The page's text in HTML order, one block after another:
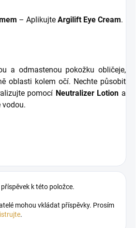
– Aplikujte Argilift Eye Cream.
a odmastenou pokožku obličeje,
oblasti kolem očí. Nechte působit
pomocí Neutralizer Lotion a
vodou.
k této položce.
mohou vkládat příspěvky. Prosím
.